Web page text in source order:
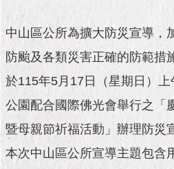
隊
市
公
告
施
政
中山區公所為擴大防災宣導，
防颱及各類災害正確的防範措
於115年5月17日（星期日）
公園配合國際佛光會舉行之「
暨母親節祈福活動」辦理防災
本次中山區公所宣導主題包含